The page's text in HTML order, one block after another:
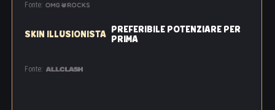
nella gabbia degli schiavi, puoi visitare i Guardiani e
chiederglielo tu stesso. Ma se nella tua anima c'è
anche solo un briciolo di paura, non pensare
Fonte:
SKIN ILLUSIONISTA PREFERIBILE POTENZIARE PER
PRIMA
Fonte: